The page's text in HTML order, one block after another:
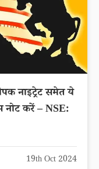
नाइट्रेट समेत ये
नोट करें – NSE:
19th Oct 2024